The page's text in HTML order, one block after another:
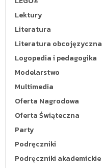
Lektury
Literatura
Literatura obcojęzyczna
Logopedia i pedagogika
Modelarstwo
Multimedia
Oferta Nagrodowa
Oferta Świąteczna
Party
Podręczniki
Podręczniki akademickie